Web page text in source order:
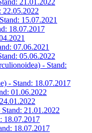
21.01.2022
22.05.2022
15.07.2021
18.07.2017
07.06.2021
05.06.2022
- Stand:
- Stand: 18.07.2017
01.06.2022
21.01.2022
18.07.2017
18.07.2017